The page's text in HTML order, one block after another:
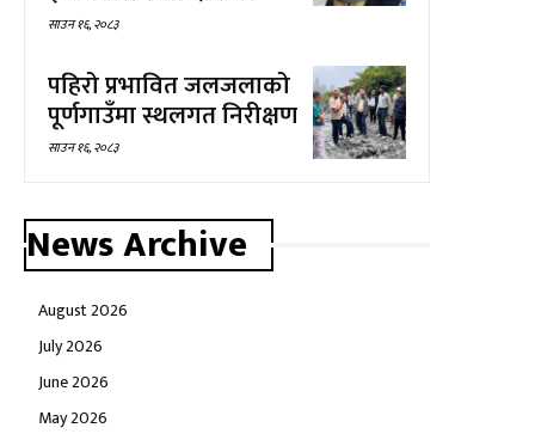
साउन १६, २०८३
पहिरो प्रभावित जलजलाको
पूर्णगाउँमा स्थलगत निरीक्षण
साउन १६, २०८३
News Archive
August 2026
July 2026
June 2026
May 2026